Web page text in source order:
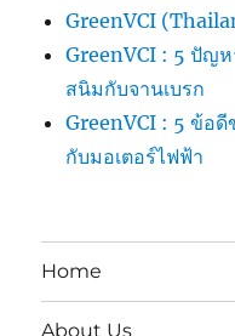
GreenVCI
GreenVCI : 5 ปัญ
สนิมกับจานเบรก
GreenVCI : 5 ข้อ
กับมอเตอร์ไฟฟ้า
Home
About Us